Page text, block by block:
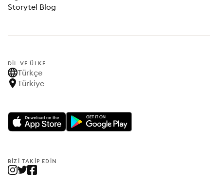
Storytel Blog
DIL VE ÜLKE
Türkçe
Türkiye
BIZI TAKIP EDIN